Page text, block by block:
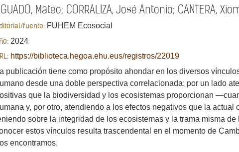
Mateo; CORRALIZA, José Antonio; CANTERA,
fuente: FUHEM Ecosocial
2024
https://biblioteca.hegoa.ehu.eus/registros/22019
publicación tiene como propósito ahondar en los diversos
desde una doble perspectiva correlacionada: por un lado
que la biodiversidad y los ecosistemas proporcionan
y, por otro, atendiendo a los efectos negativos que la
sobre la integridad de los ecosistemas y la trama misma
estos vínculos resulta trascendental en el momento de
encontramos.